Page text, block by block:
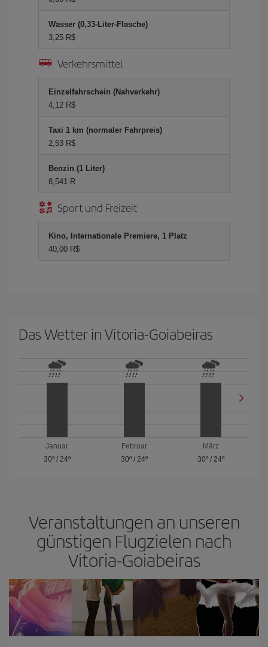
Wasser (0,33-Liter-Flasche)
3,25 R$
Verkehrsmittel
Einzelfahrschein (Nahverkehr)
4,12 R$
Taxi 1 km (normaler Fahrpreis)
2,53 R$
Benzin (1 Liter)
8,541 R
Sport und Freizeit
Kino, Internationale Premiere, 1 Platz
40,00 R$
Das Wetter in Vitoria-Goiabeiras
Januar
30º/ 24º
Februar
30º/ 24º
März
30º / 24º
Veranstaltungen an unseren
günstigen Flugzielen nach
Vitoria-Goiabeiras